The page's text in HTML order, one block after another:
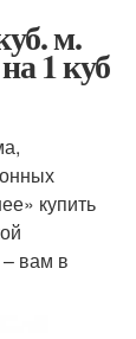
м.
1 куб
купить
вам в